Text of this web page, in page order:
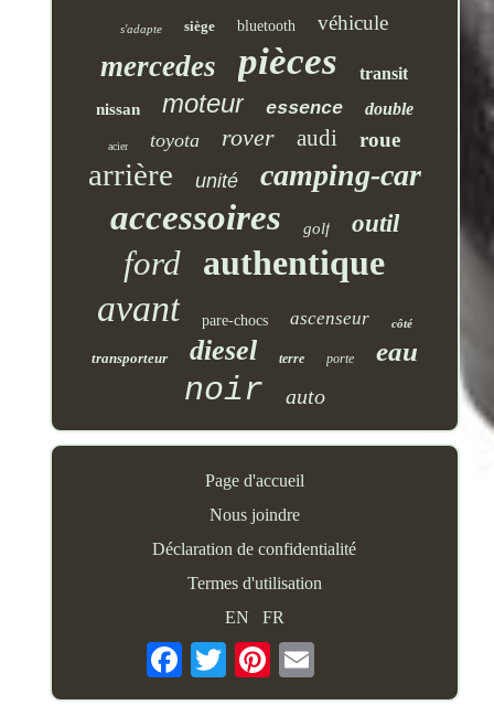
s'adapte siège bluetooth véhicule
mercedes pièces transit
nissan moteur essence double
acier toyota rover audi roue
arrière unité camping-car
accessoires golf outil
ford authentique
avant pare-chocs ascenseur côté
transporteur diesel terre porte eau
noir auto
Page d'accueil
Nous joindre
Déclaration de confidentialité
Termes d'utilisation
EN
FR